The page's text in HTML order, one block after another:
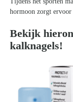
hormoon zorgt ervoor
Bekijk
kalknagels!